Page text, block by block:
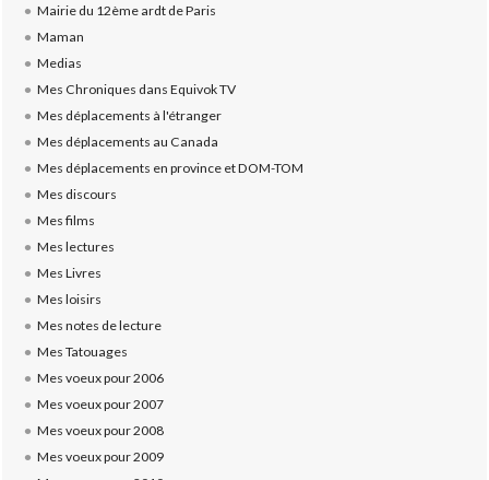
Mairie du 12ème ardt de Paris
Maman
Medias
Mes Chroniques dans Equivok TV
Mes déplacements à l'étranger
Mes déplacements au Canada
Mes déplacements en province et DOM-TOM
Mes discours
Mes films
Mes lectures
Mes Livres
Mes loisirs
Mes notes de lecture
Mes Tatouages
Mes voeux pour 2006
Mes voeux pour 2007
Mes voeux pour 2008
Mes voeux pour 2009